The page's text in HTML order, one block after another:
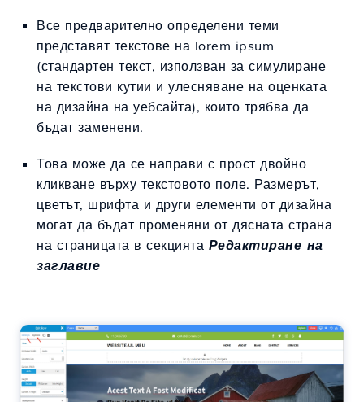
Все предварително определени теми
представят текстове на lorem ipsum
(стандартен текст, използван за симулиране
на текстови кутии и улесняване на оценката
на дизайна на уебсайта), които трябва да
бъдат заменени.
Това може да се направи с прост двойно
кликване върху текстовото поле. Размерът,
цветът, шрифта и други елементи от дизайна
могат да бъдат променяни от дясната страна
на страницата в секцията Редактиране на
заглавие